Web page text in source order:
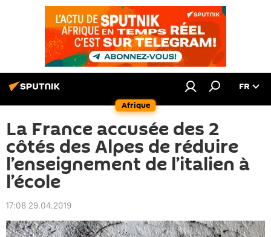
Afrique
FR
La France accusée des 2
côtés des Alpes de réduire
l’enseignement de l’italien à
l’école
17:08 29.04.2019